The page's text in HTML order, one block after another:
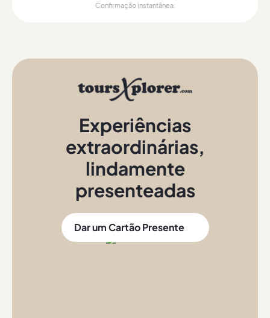
Confirmação instantânea.
Experiências
extraordinárias,
lindamente
presenteadas
Dar um Cartão Presente